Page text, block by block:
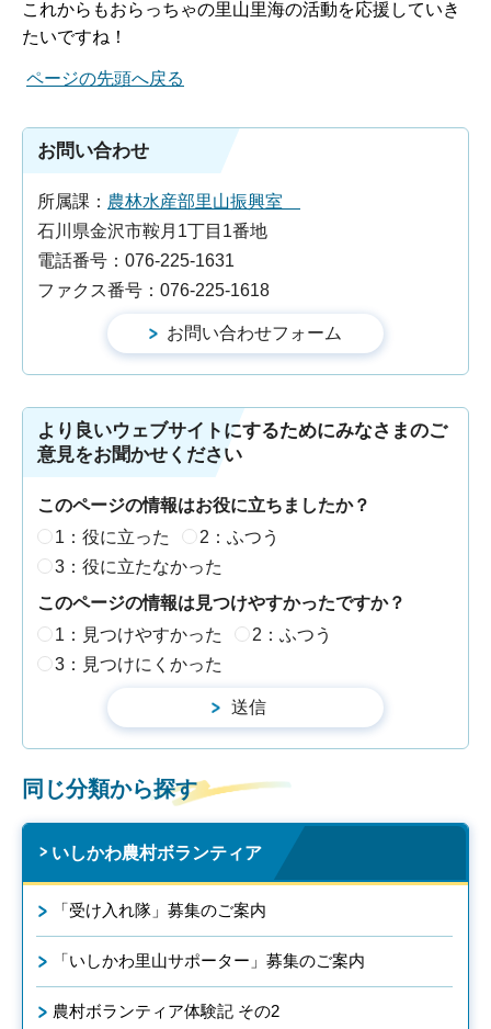
これからもおらっちゃの里山里海の活動を応援していき
たいですね！
ページの先頭へ戻る
お問い合わせ
所属課： 農林水産部里山振興室
石川県金沢市鞍月1丁目1番地
電話番号：076-225-1631
ファクス番号：076-225-1618
より良いウェブサイトにするためにみなさまのご
意見をお聞かせください
このページの情報はお役に立ちましたか？
1：役に立った
2：ふつう
3：役に立たなかった
このページの情報は見つけやすかったですか？
1：見つけやすかった
2：ふつう
3：見つけにくかった
同じ分類から探す
いしかわ農村ボランティア
「受け入れ隊」募集のご案内
「いしかわ里山サポーター」募集のご案内
農村ボランティア体験記 その2